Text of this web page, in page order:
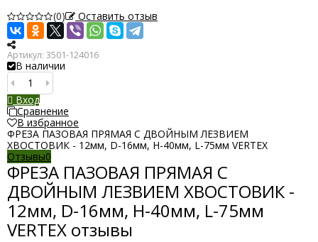
(0) Оставить отзыв
Артикул: 3501-124016
В наличии
Вход
Сравнение
В избранное
ФРЕЗА ПАЗОВАЯ ПРЯМАЯ С ДВОЙНЫМ ЛЕЗВИЕМ
ХВОСТОВИК - 12мм, D-16мм, H-40мм, L-75мм VERTEX
Отзывы0
ФРЕЗА ПАЗОВАЯ ПРЯМАЯ С
ДВОЙНЫМ ЛЕЗВИЕМ ХВОСТОВИК -
12мм, D-16мм, H-40мм, L-75мм
VERTEX отзывы